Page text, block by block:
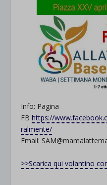
Info: Pagina
FBhttps://
ralmente/
Email:
>>Scarica qui volantino